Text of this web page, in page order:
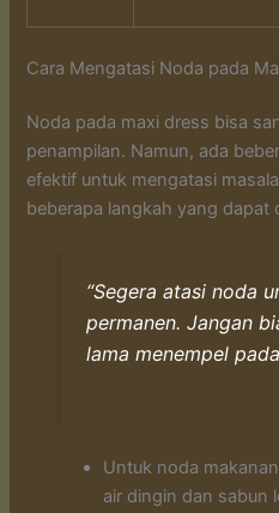
Cara Mengatasi Noda pada
Noda pada maxi dress bisa
penampilan. Namun, ada
efektif untuk mengatasi
beberapa langkah yang dapat
“Segera atasi noda
permanen. Jangan
lama menempel
Untuk noda
air dingin dan sabun